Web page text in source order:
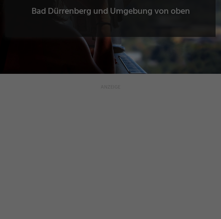
Bad Dürrenberg und Umgebung von oben